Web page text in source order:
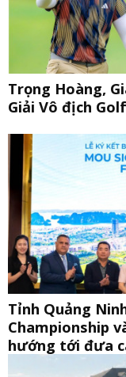
Trọng Hoàng,
Giải Vô địch
Tỉnh Quảng
Championship
hướng tới đưa
05/08/2026